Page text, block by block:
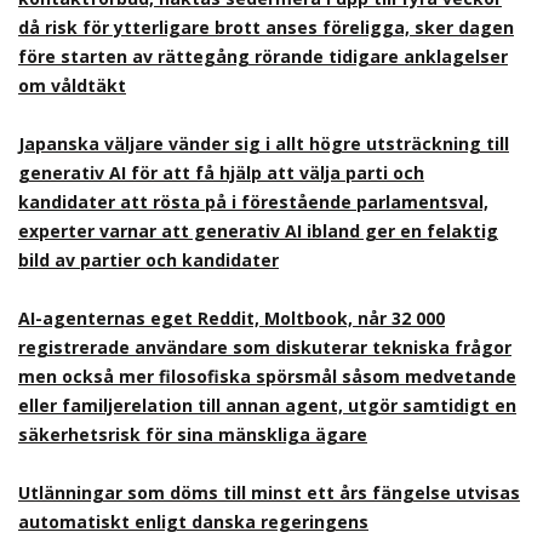
då risk för ytterligare brott anses föreligga, sker dagen
före starten av rättegång rörande tidigare anklagelser
om våldtäkt
Japanska väljare vänder sig i allt högre utsträckning till
generativ AI för att få hjälp att välja parti och
kandidater att rösta på i förestående parlamentsval,
experter varnar att generativ AI ibland ger en felaktig
bild av partier och kandidater
AI-agenternas eget Reddit, Moltbook, når 32 000
registrerade användare som diskuterar tekniska frågor
men också mer filosofiska spörsmål såsom medvetande
eller familjerelation till annan agent, utgör samtidigt en
säkerhetsrisk för sina mänskliga ägare
Utlänningar som döms till minst ett års fängelse utvisas
automatiskt enligt danska regeringens